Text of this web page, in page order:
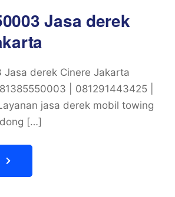
Jasa derek
Jasa derek Cinere Jakarta
| 081291443425 |
jasa derek mobil towing
[…]